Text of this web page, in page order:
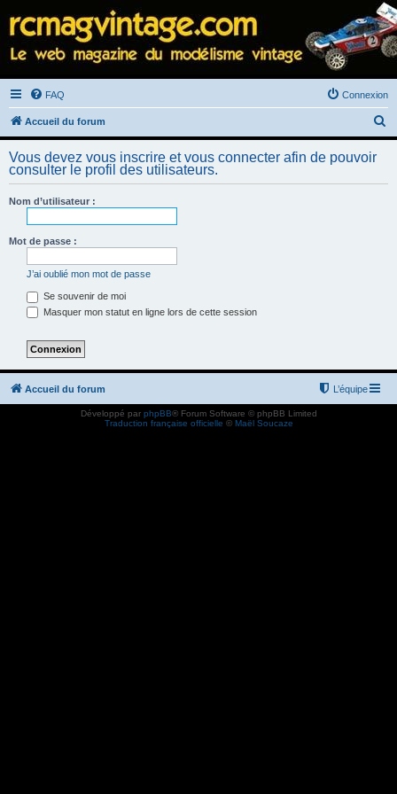
FAQ Connexion
Accueil du forum
e
h
Vous devez vous inscrire et vous connecter afin de pouvoir
consulter le profil des utilisateurs.
Nom d’utilisateur :
Mot de passe :
J’ai oublié mon mot de passe
Se souvenir de moi
Masquer mon statut en ligne lors de cette session
Accueil du forum L’équipe
Développé par phpBB® Forum Software © phpBB Limited
Traduction française officielle © Maël Soucaze